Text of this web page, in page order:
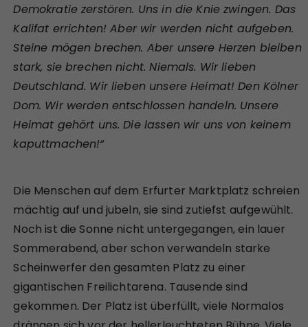
Demokratie zerstören. Uns in die Knie zwingen. Das
Kalifat errichten! Aber wir werden nicht aufgeben.
Steine mögen brechen. Aber unsere Herzen bleiben
stark, sie brechen nicht. Niemals. Wir lieben
Deutschland. Wir lieben unsere Heimat! Den Kölner
Dom. Wir werden entschlossen handeln. Unsere
Heimat gehört uns. Die lassen wir uns von keinem
kaputtmachen!“
Die Menschen auf dem Erfurter Marktplatz schreien
mächtig auf und jubeln, sie sind zutiefst aufgewühlt.
Noch ist die Sonne nicht untergegangen, ein lauer
Sommerabend, aber schon verwandeln starke
Scheinwerfer den gesamten Platz zu einer
gigantischen Freilichtarena. Tausende sind
gekommen. Der Platz ist überfüllt, viele Normalos